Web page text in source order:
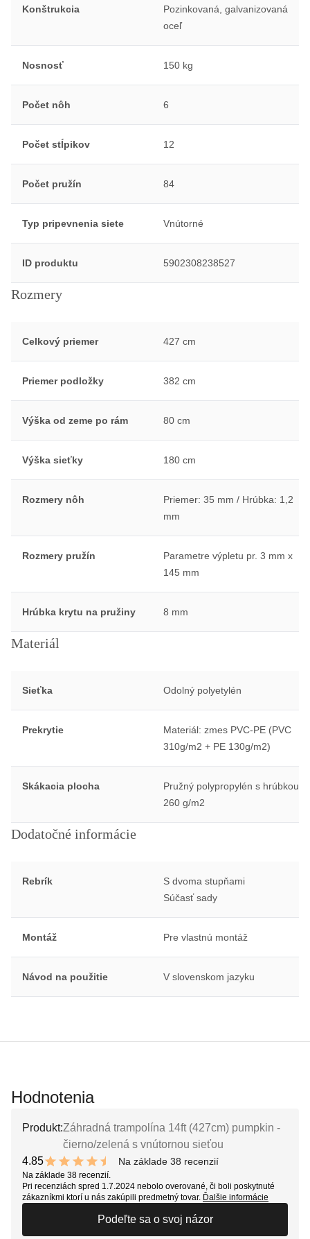
Konštrukcia
Pozinkovaná, galvanizovaná
oceľ
Nosnosť 150 kg
Počet nôh 6
Počet stĺpikov 12
Počet pružín 84
Typ pripevnenia siete Vnútorné
ID produktu 5902308238527
Rozmery
Celkový priemer 427 cm
Priemer podložky 382 cm
Výška od zeme po rám 80 cm
Výška sieťky 180 cm
Rozmery nôh
Priemer: 35 mm / Hrúbka: 1,2
mm
Rozmery pružín
Parametre výpletu pr. 3 mm x
145 mm
Hrúbka krytu na pružiny 8 mm
Materiál
Sieťka Odolný polyetylén
Prekrytie
Materiál: zmes PVC-PE (PVC
310g/m2 + PE 130g/m2)
Skákacia plocha
Pružný polypropylén s hrúbkou
260 g/m2
Dodatočné informácie
Rebrík
S dvoma stupňami
Súčasť sady
Montáž Pre vlastnú montáž
Návod na použitie V slovenskom jazyku
Hodnotenia
Produkt:Záhradná trampolína 14ft (427cm) pumpkin -
čierno/zelená s vnútornou sieťou
4.85
9.7 out of 10 stars
Na základe 38 recenzií
Na základe 38 recenzií.
Pri recenziách spred 1.7.2024 nebolo overované, či boli poskytnuté
zákazníkmi ktorí u nás zakúpili predmetný tovar. Ďalšie informácie
Podeľte sa o svoj názor